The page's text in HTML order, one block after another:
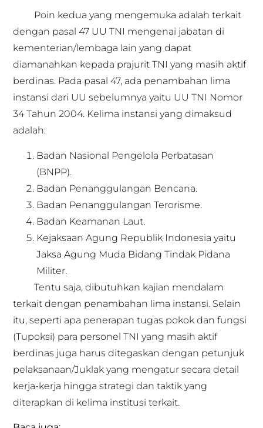
Poin kedua yang mengemuka adalah terkait
dengan pasal 47 UU TNI mengenai jabatan di
kementerian/lembaga lain yang dapat
diamanahkan kepada prajurit TNI yang masih aktif
berdinas. Pada pasal 47, ada penambahan lima
instansi dari UU sebelumnya yaitu UU TNI Nomor
34 Tahun 2004. Kelima instansi yang dimaksud
adalah:
Badan Nasional Pengelola Perbatasan
(BNPP).
Badan Penanggulangan Bencana.
Badan Penanggulangan Terorisme.
Badan Keamanan Laut.
Kejaksaan Agung Republik Indonesia yaitu
Jaksa Agung Muda Bidang Tindak Pidana
Militer.
Tentu saja, dibutuhkan kajian mendalam
terkait dengan penambahan lima instansi. Selain
itu, seperti apa penerapan tugas pokok dan fungsi
(Tupoksi) para personel TNI yang masih aktif
berdinas juga harus ditegaskan dengan petunjuk
pelaksanaan/Juklak yang mengatur secara detail
kerja-kerja hingga strategi dan taktik yang
diterapkan di kelima institusi terkait.